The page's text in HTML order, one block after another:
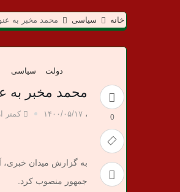
ی
ا
ن
خ
ب
خانه سیاسی محمد مخبر به
0
دولت سیاسی
محمد مخبر به
، ۱۴۰۰/۰۵/۱۷ کمتر
به گزارش میدان خبری،
جمهور منصوب کرد.